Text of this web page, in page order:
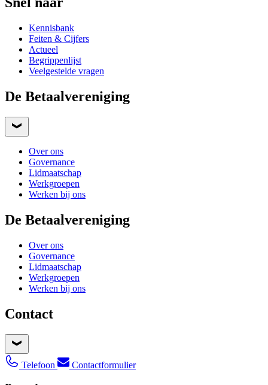
Kennisbank
Feiten & Cijfers
Actueel
Begrippenlijst
Veelgestelde vragen
De Betaalvereniging
Over ons
Governance
Lidmaatschap
Werkgroepen
Werken bij ons
De Betaalvereniging
Over ons
Governance
Lidmaatschap
Werkgroepen
Werken bij ons
Contact
Telefoon Contactformulier